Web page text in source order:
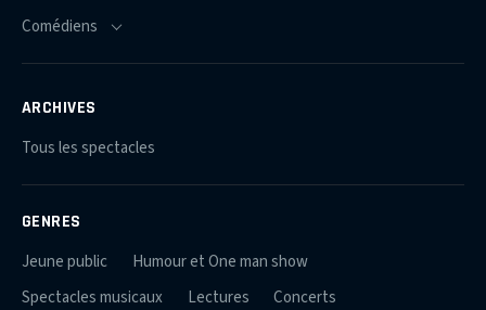
ARCHIVES
Tous les spectacles
GENRES
Jeune public
Humour et One man show
Spectacles musicaux
Lectures
Concerts